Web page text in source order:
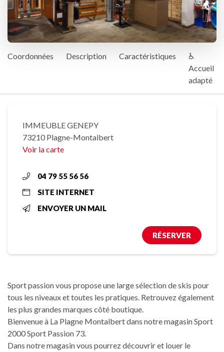
Coordonnées Description Caractéristiques
♿
Accueil
adapté
IMMEUBLE GENEPY
73210 Plagne-Montalbert
Voir la carte
04 79 55 56 56
SITE INTERNET
ENVOYER UN MAIL
RÉSERVER
Sport passion vous propose une large sélection de skis pour
tous les niveaux et toutes les pratiques. Retrouvez également
les plus grandes marques côté boutique.
Bienvenue à La Plagne Montalbert dans notre magasin Sport
2000 Sport Passion 73.
Dans notre magasin vous pourrez découvrir et louer le